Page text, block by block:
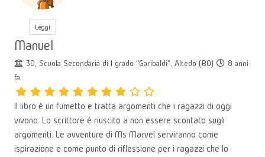
Leggi
Manuel
3D, Scuola Secondaria di I grado “Garibaldi”, Altedo (BO)
8 anni
fa
Il libro è un fumetto e tratta argomenti che i ragazzi di oggi
vivono. Lo scrittore è riuscito a non essere scontato sugli
argomenti. Le avventure di Ms Marvel serviranno come
ispirazione e come punto di riflessione per i ragazzi che lo